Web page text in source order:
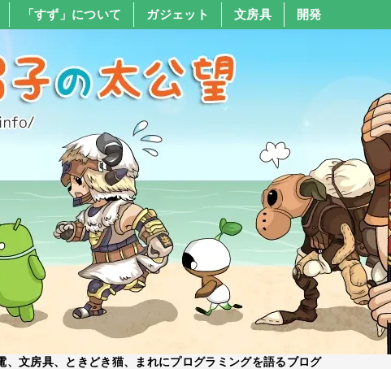
「すず」について ガジェット 文房具 開発
、文房具、ときどき猫、まれにプログラミングを語るブログ